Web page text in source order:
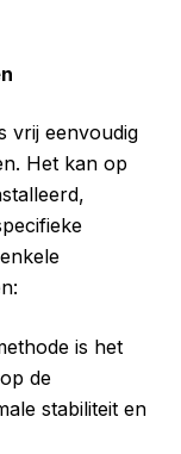
vrij eenvoudig
Het kan op
is het
de
stabiliteit en